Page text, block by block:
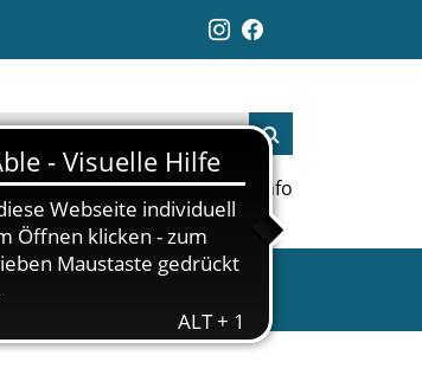
Jobs Links Info